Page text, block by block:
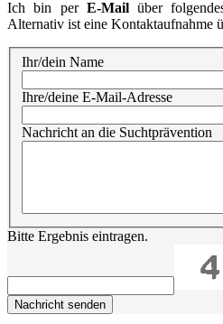
Ich bin per E-Mailüber
Alternativ ist eine Kontaktaufnahme
Ihr/dein Name
Ihre/deine E-Mail-Adresse
Nachricht an die Suchtprävention
Bitte Ergebnis eintragen.
Nachricht senden